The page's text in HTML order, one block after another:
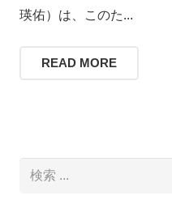
瑛佑）は、このた...
READ MORE